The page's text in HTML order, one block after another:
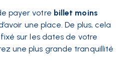
payer votre billet moins
une place. De plus, cela
sur les dates de votre
une plus grande tranquillité